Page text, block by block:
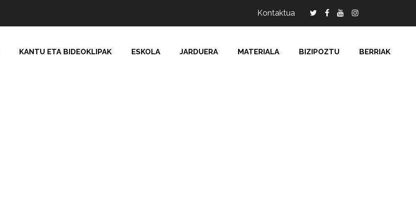
Kontaktua
KANTU ETA BIDEOKLIPAK ESKOLA JARDUERA MATERIALA BIZIPOZTU BERRIAK